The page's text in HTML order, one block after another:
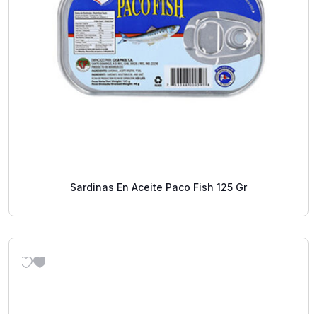
Sardinas En Aceite Paco Fish 125 Gr